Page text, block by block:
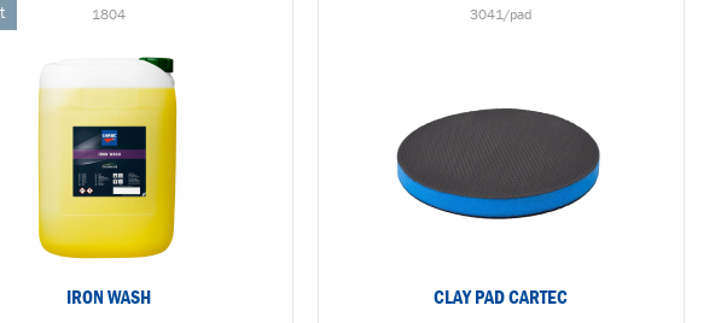
1804
IRON WASH
3041/pad
CLAY PAD CARTEC